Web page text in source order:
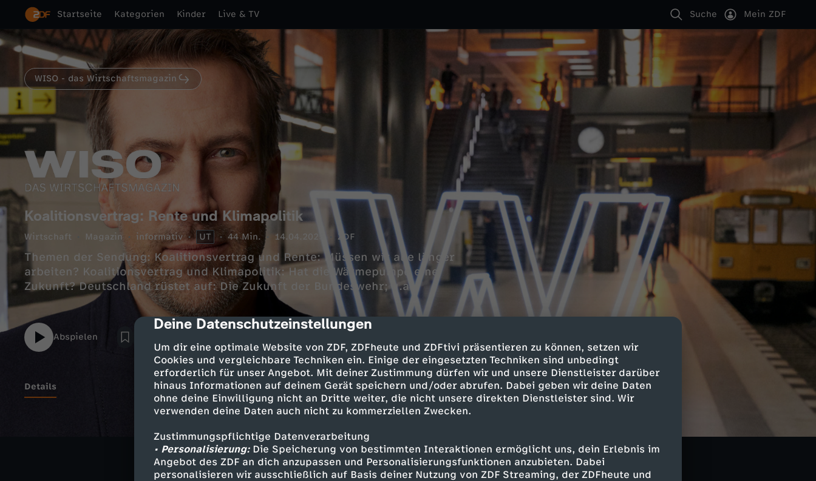
cmp-dialog-description
Deine Datenschutzeinstellungen
Um dir eine optimale Website von ZDF, ZDFheute und ZDFtivi präsentieren zu können, setzen wir
Cookies und vergleichbare Techniken ein. Einige der eingesetzten Techniken sind unbedingt
erforderlich für unser Angebot. Mit deiner Zustimmung dürfen wir und unsere Dienstleister darüber
hinaus Informationen auf deinem Gerät speichern und/oder abrufen. Dabei geben wir deine Daten
ohne deine Einwilligung nicht an Dritte weiter, die nicht unsere direkten Dienstleister sind. Wir
verwenden deine Daten auch nicht zu kommerziellen Zwecken.
Zustimmungspflichtige Datenverarbeitung
• Personalisierung:Die Speicherung von bestimmten Interaktionen ermöglicht uns, dein Erlebnis im
Angebot des ZDF an dich anzupassen und Personalisierungsfunktionen anzubieten. Dabei
personalisieren wir ausschließlich auf Basis deiner Nutzung von ZDF Streaming, der ZDFheute und
Startseite Kategorien Kinder Live & TV Suche Mein ZDF
WISO - das Wirtschaftsmagazin
Koalitionsvertrag: Rente und Klimapolitik
Wirtschaft Magazin informativ UT 44 Min. 14.04.2025 ZDF
Themen der Sendung: Koalitionsvertrag und Rente: Müssen wir alle länger
arbeiten? Koalitionsvertrag und Klimapolitik: Hat die Wärmepumpe eine
Zukunft? Deutschland rüstet auf: Die Zukunft der Bundeswehr; u.a.
Abspielen
Details
Moderation - Marcus Niehaves